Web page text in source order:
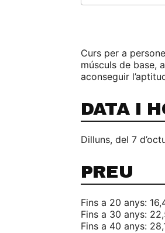
Curs per a
músculs de base,
aconseguir
DATA I
Dilluns, del 7
PREU
Fins a 20 anys:
Fins a 30 anys:
Fins a 40 anys: